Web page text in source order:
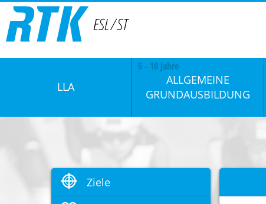
LLA
6 - 10 Jahre
ALLGEMEINE
GRUNDAUSBILDUNG
Ziele